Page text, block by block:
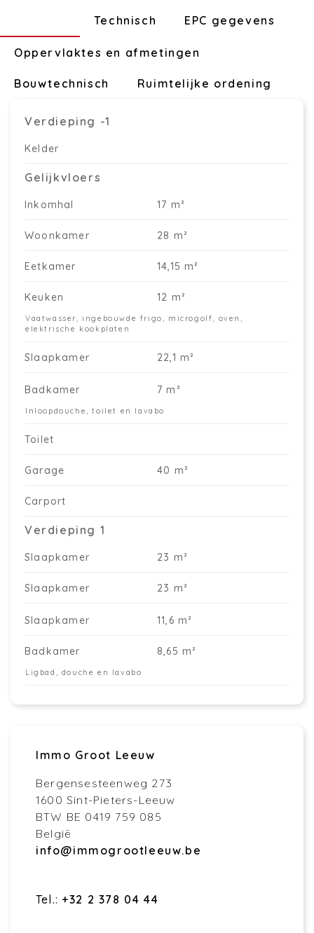
Technisch EPC gegevens
Oppervlaktes en afmetingen
Bouwtechnisch Ruimtelijke ordening
Verdieping -1
Kelder
Gelijkvloers
Inkomhal 17 m²
Woonkamer 28 m²
Eetkamer 14,15 m²
Keuken 12 m²
Vaatwasser, ingebouwde frigo, microgolf, oven,
elektrische kookplaten
Slaapkamer 22,1 m²
Badkamer 7 m²
Inloopdouche, toilet en lavabo
Toilet
Garage 40 m²
Carport
Verdieping 1
Slaapkamer 23 m²
Slaapkamer 23 m²
Slaapkamer 11,6 m²
Badkamer 8,65 m²
Ligbad, douche en lavabo
Immo Groot Leeuw
Bergensesteenweg 273
1600 Sint-Pieters-Leeuw
BTW BE 0419 759 085
België
info@immogrootleeuw.be
Tel.: +32 2 378 04 44